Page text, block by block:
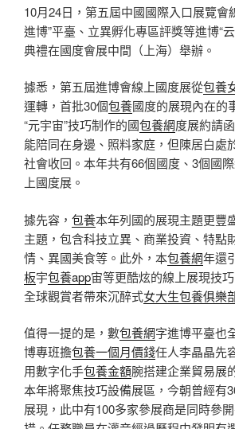
10月24日，第五屆中國國際入口展覽會
進博”平臺、立異孵化專區評獎等進博“
典禮在國度會展中間（上海）舉辦。
據悉，第五屆進博會線上國度展從包養
運轉，首批30個包養國度的展現內在的
“元宇宙”技巧制作的國包養網度展約請
能陪同在身邊、照料家庭，但陳居白處
社會收回。本年共有66個國度、3個國
上國度展。
據先容， 包養本年列國的展現主題更豐
主題，包含科技立異、商業投資、特點
情、異國美食等。此外，本包養網年還
板宇包養app宙等更酷炫的線上展現技
全球觀賞者帶來沉醉式女大生包養俱樂
值得一提的是，數包養網字進博平臺也
博專班擔包養一個月價錢任人李晶晶先
用數字化手包養金額腕搭建企業貿易展
本年將聚焦技巧設備展區，今朝曾經有
展現，此中有100多家參展商是同時參